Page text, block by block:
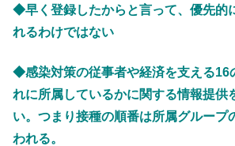
◆早く登録したからと言って、優先的
れるわけではない
◆感染対策の従事者や経済を支える16
れに所属しているかに関する情報提供
い。つまり接種の順番は所属グループ
われる。